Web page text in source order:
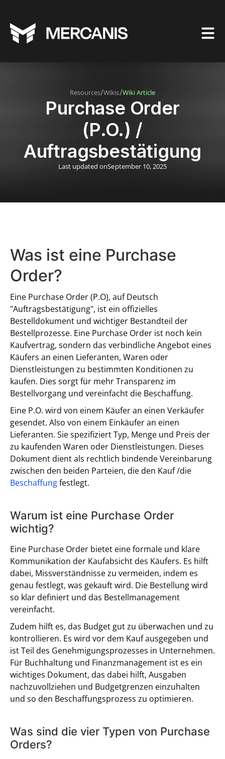
Resources/Wikis/Wiki Article
Purchase Order
(P.O.) /
Auftragsbestätigung
Last updated onSeptember 10, 2025
Was ist eine Purchase
Order?
Eine Purchase Order (P.O), auf Deutsch
"Auftragsbestätigung", ist ein offizielles
Bestelldokument und wichtiger Bestandteil der
Bestellprozesse. Eine Purchase Order ist noch kein
Kaufvertrag, sondern das verbindliche Angebot eines
Käufers an einen Lieferanten, Waren oder
Dienstleistungen zu bestimmten Konditionen zu
kaufen. Dies sorgt für mehr Transparenz im
Bestellvorgang und vereinfacht die Beschaffung.
Eine P.O. wird von einem Käufer an einen Verkäufer
gesendet. Also von einem Einkäufer an einen
Lieferanten. Sie spezifiziert Typ, Menge und Preis der
zu kaufenden Waren oder Dienstleistungen. Dieses
Dokument dient als rechtlich bindende Vereinbarung
zwischen den beiden Parteien, die den Kauf /die
Beschaffungfestlegt.
Warum ist eine Purchase Order
wichtig?
Eine Purchase Order bietet eine formale und klare
Kommunikation der Kaufabsicht des Käufers. Es hilft
dabei, Missverständnisse zu vermeiden, indem es
genau festlegt, was gekauft wird. Die Bestellung wird
so klar definiert und das Bestellmanagement
vereinfacht.
Zudem hilft es, das Budget gut zu überwachen und zu
kontrollieren. Es wird vor dem Kauf ausgegeben und
ist Teil des Genehmigungsprozesses in Unternehmen.
Für Buchhaltung und Finanzmanagement ist es ein
wichtiges Dokument, das dabei hilft, Ausgaben
nachzuvollziehen und Budgetgrenzen einzuhalten
und so den Beschaffungsprozess zu optimieren.
Was sind die vier Typen von Purchase
Orders?